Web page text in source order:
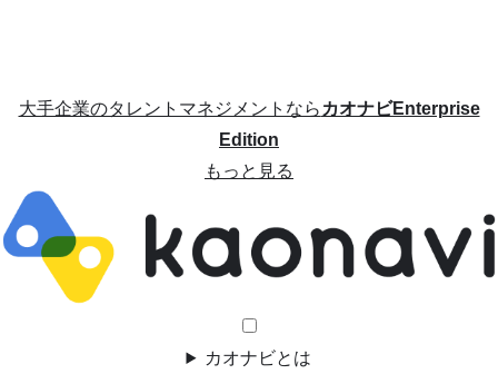
大手企業のタレントマネジメントならカオナビEnterprise
Edition
もっと見る
カオナビとは